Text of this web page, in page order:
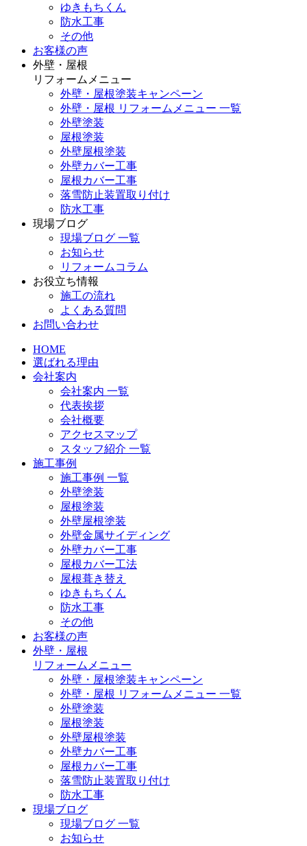
ゆきもちくん
防水工事
その他
お客様の声
外壁・屋根
リフォームメニュー
外壁・屋根塗装キャンペーン
外壁・屋根 リフォームメニュー 一覧
外壁塗装
屋根塗装
外壁屋根塗装
外壁カバー工事
屋根カバー工事
落雪防止装置取り付け
防水工事
現場ブログ
現場ブログ 一覧
お知らせ
リフォームコラム
お役立ち情報
施工の流れ
よくある質問
お問い合わせ
HOME
選ばれる理由
会社案内
会社案内 一覧
代表挨拶
会社概要
アクセスマップ
スタッフ紹介 一覧
施工事例
施工事例 一覧
外壁塗装
屋根塗装
外壁屋根塗装
外壁金属サイディング
外壁カバー工事
屋根カバー工法
屋根葺き替え
ゆきもちくん
防水工事
その他
お客様の声
外壁・屋根
リフォームメニュー
外壁・屋根塗装キャンペーン
外壁・屋根 リフォームメニュー 一覧
外壁塗装
屋根塗装
外壁屋根塗装
外壁カバー工事
屋根カバー工事
落雪防止装置取り付け
防水工事
現場ブログ
現場ブログ 一覧
お知らせ